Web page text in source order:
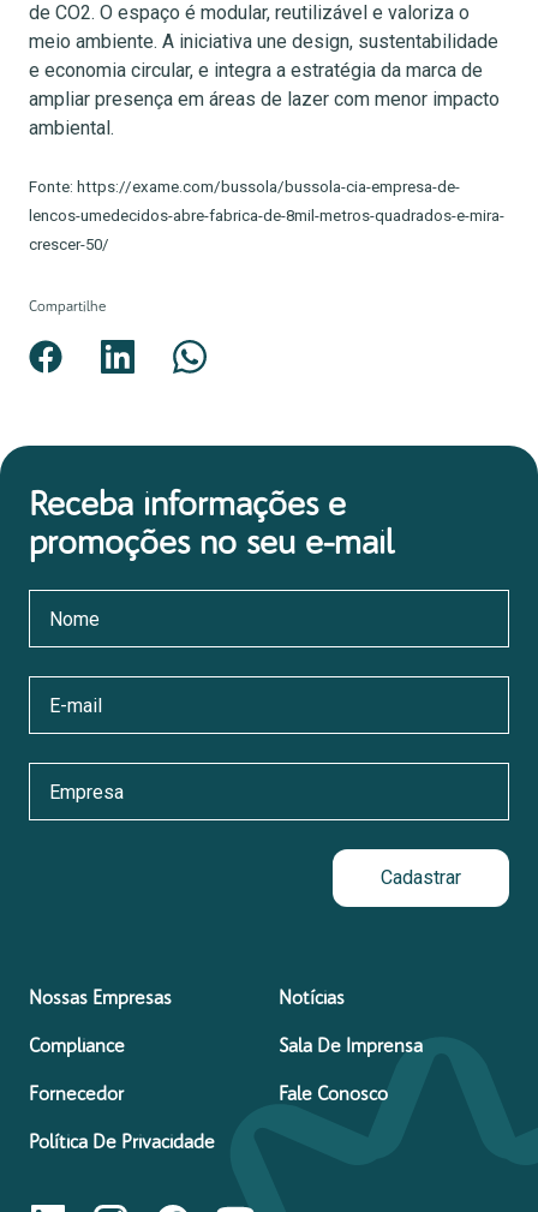
de CO2. O espaço é modular, reutilizável e valoriza o
meio ambiente. A iniciativa une design, sustentabilidade
e economia circular, e integra a estratégia da marca de
ampliar presença em áreas de lazer com menor impacto
ambiental.
Fonte: https://exame.com/bussola/bussola-cia-empresa-de-
lencos-umedecidos-abre-fabrica-de-8mil-metros-quadrados-e-mira-
crescer-50/
Compartilhe
Receba informações e
promoções no seu e-mail
Cadastrar
Nossas Empresas Notícias
Compliance Sala De Imprensa
Fornecedor Fale Conosco
Política De Privacidade